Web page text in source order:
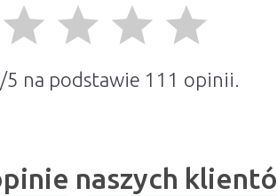
grade grade grade grade
/5 na podstawie 111 opinii.
naszych